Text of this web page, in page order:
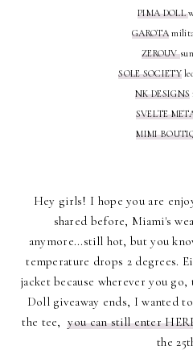
PIMA DOLL
GAROTA
ZEROUV
SOLE SOCIETY
NK DESIGNS
SVELTE
MIMI
Hey girls! I hope you are
shared before, Miami's
anymore...still hot, but you
temperature drops 2 degrees.
jacket because wherever you
Doll giveaway ends, I wanted
the tee,you can still enter
the